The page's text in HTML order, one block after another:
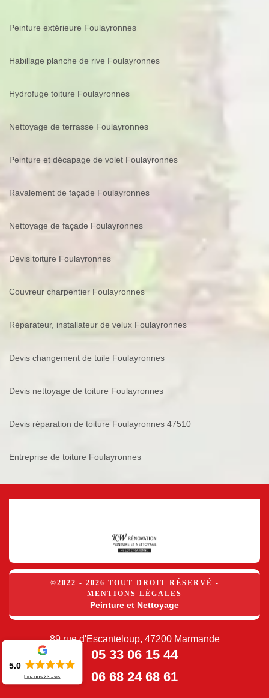
Peinture extérieure Foulayronnes
Habillage planche de rive Foulayronnes
Hydrofuge toiture Foulayronnes
Nettoyage de terrasse Foulayronnes
Peinture et décapage de volet Foulayronnes
Ravalement de façade Foulayronnes
Nettoyage de façade Foulayronnes
Devis toiture Foulayronnes
Couvreur charpentier Foulayronnes
Réparateur, installateur de velux Foulayronnes
Devis changement de tuile Foulayronnes
Devis nettoyage de toiture Foulayronnes
Devis réparation de toiture Foulayronnes 47510
Entreprise de toiture Foulayronnes
©2022 - 2026 TOUT DROIT RÉSERVÉ -
MENTIONS LÉGALES
Peinture et Nettoyage
89 rue d'Escanteloup, 47200 Marmande
05 33 06 15 44
06 68 24 68 61
5.0
Lire nos23 avis